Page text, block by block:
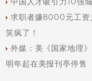
求职者嫌8000元工资
笑疯了！
外媒：美《国家地理
明年起在美报刊亭停售